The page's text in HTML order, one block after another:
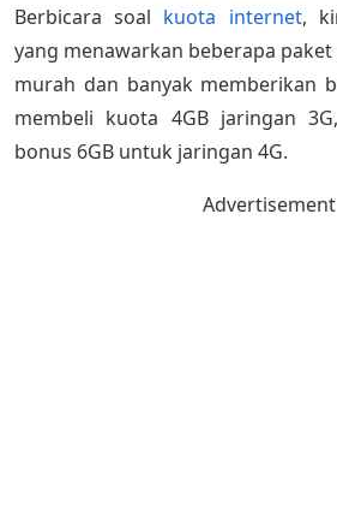
Berbicara soal kuota internet,
yang menawarkan beberapa
murah dan banyak memberikan
membeli kuota 4GB jaringan
bonus 6GB untuk jaringan 4G.
Advertisement